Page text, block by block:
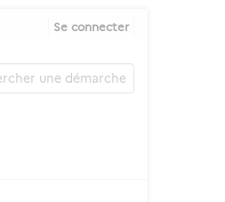
Se connecter